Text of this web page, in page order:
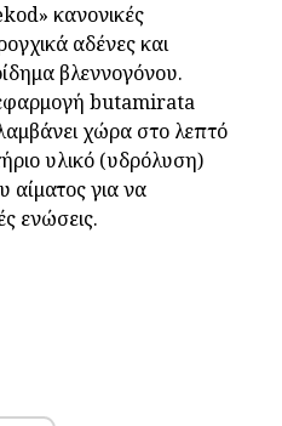
κανονικές
αδένες και
βλεννογόνου.
butamirata
χώρα στο λεπτό
υλικό (υδρόλυση)
αίματος για να
ενώσεις.